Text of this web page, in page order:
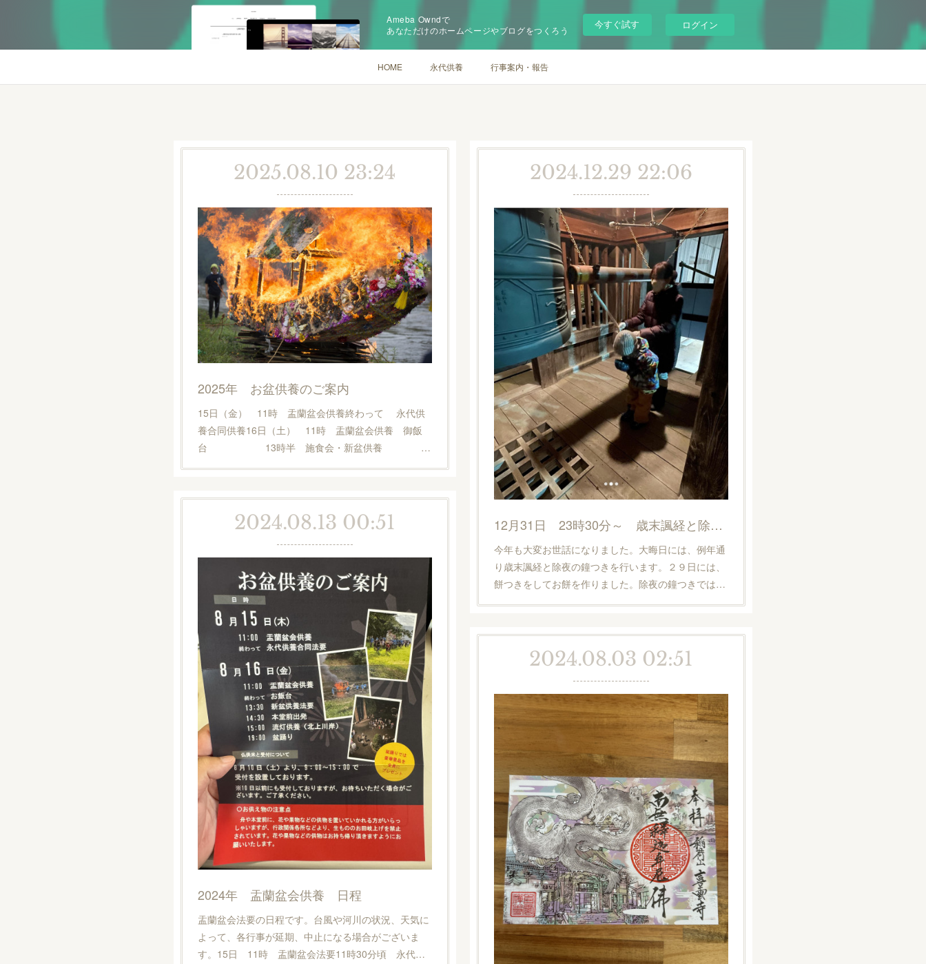
Ameba Owndで
あなただけのホームページやブログをつくろう
今すぐ試す ログイン
HOME 永代供養 行事案内・報告
2025.08.10 23:24
2025年 お盆供養のご案内
15日（金） 11時 盂蘭盆会供養終わって 永代供
養合同供養16日（土） 11時 盂蘭盆会供養 御飯
台 13時半 施食会・新盆供養 …
2024.12.29 22:06
12月31日 23時30分～ 歳末諷経と除夜の鐘つき
今年も大変お世話になりました。大晦日には、例年通
り歳末諷経と除夜の鐘つきを行います。２９日には、
餅つきをしてお餅を作りました。除夜の鐘つきでは…
2024.08.13 00:51
2024年 盂蘭盆会供養 日程
盂蘭盆会法要の日程です。台風や河川の状況、天気に
よって、各行事が延期、中止になる場合がございま
す。15日 11時 盂蘭盆会法要11時30分頃 永代…
2024.08.03 02:51